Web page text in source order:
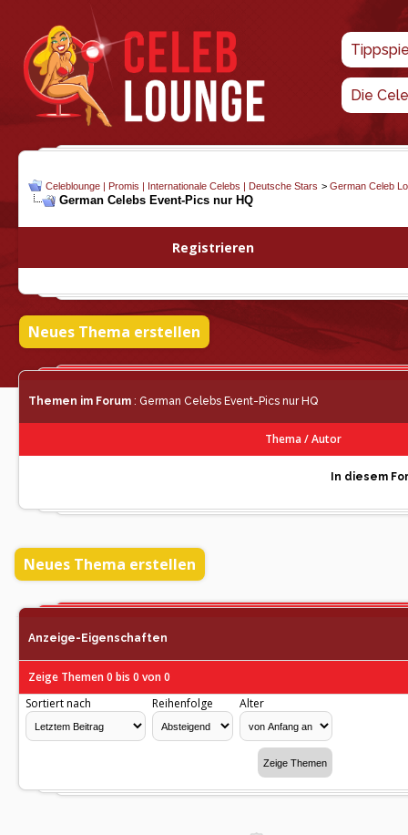
Die
Celeblounge | Promis | Internationale Celebs | Deutsche Stars > German Celeb
German Celebs Event-Pics nur HQ
Registrieren
Neues Thema erstellen
Themen im Forum : German Celebs Event-Pics nur HQ
Thema/Autor
In diesem
Neues Thema erstellen
Anzeige-Eigenschaften
Zeige Themen 0 bis 0 von 0
Sortiert nach
Reihenfolge Alter